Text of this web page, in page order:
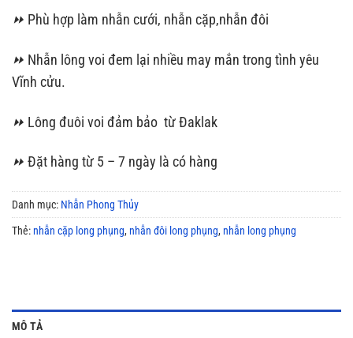
⏩ Phù hợp làm nhẫn cưới, nhẫn cặp,nhẫn đôi
⏩ Nhẫn lông voi đem lại nhiều may mắn trong tình yêu
Vĩnh cửu.
⏩ Lông đuôi voi đảm bảo từ Đaklak
⏩ Đặt hàng từ 5 – 7 ngày là có hàng
Danh mục: Nhẫn Phong Thủy
Thẻ: nhẫn cặp long phụng, nhẫn đôi long phụng, nhẫn long phụng
MÔ TẢ